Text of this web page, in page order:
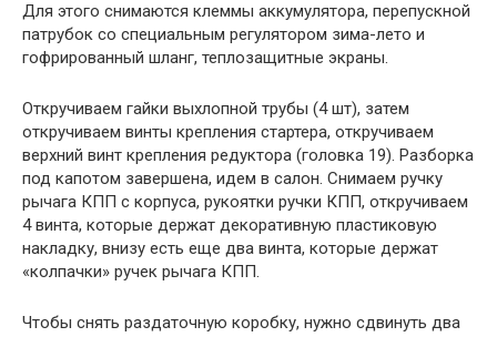
Для этого снимаются клеммы аккумулятора, перепускной
патрубок со специальным регулятором зима-лето и
гофрированный шланг, теплозащитные экраны.
Откручиваем гайки выхлопной трубы (4 шт), затем
откручиваем винты крепления стартера, откручиваем
верхний винт крепления редуктора (головка 19). Разборка
под капотом завершена, идем в салон. Снимаем ручку
рычага КПП с корпуса, рукоятки ручки КПП, откручиваем
4 винта, которые держат декоративную пластиковую
накладку, внизу есть еще два винта, которые держат
«колпачки» ручек рычага КПП.
Чтобы снять раздаточную коробку, нужно сдвинуть два